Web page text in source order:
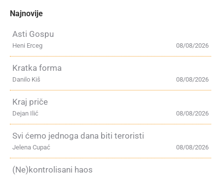
Najnovije
Asti Gospu
08/08/2026
Heni Erceg
Kratka forma
08/08/2026
Danilo Kiš
Kraj priče
08/08/2026
Dejan Ilić
Svi ćemo jednoga dana biti teroristi
08/08/2026
Jelena Cupać
(Ne)kontrolisani haos